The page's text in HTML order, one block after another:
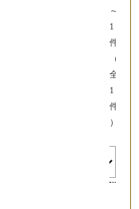
～
1
件
（
全
1
件
）